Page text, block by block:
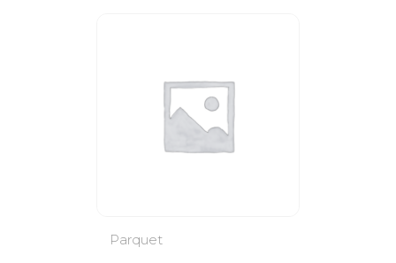
Parquet